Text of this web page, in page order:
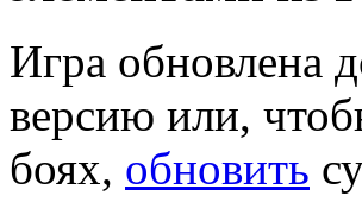
Игра обновлена
версию или,
боях, обновить